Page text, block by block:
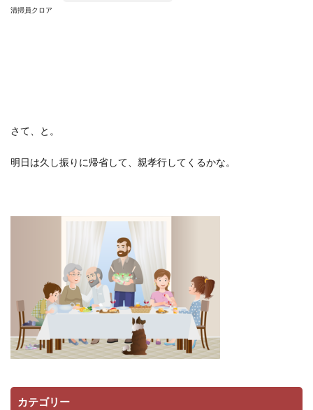
清掃員クロア
さて、と。
明日は久し振りに帰省して、親孝行してくるかな。
カテゴリー